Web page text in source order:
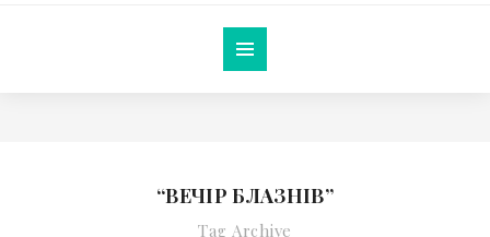
“ВЕЧІР БЛАЗНІВ”
Tag Archive